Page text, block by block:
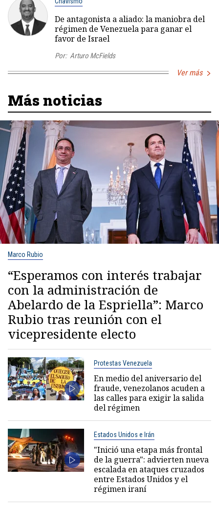
De antagonista a aliado: la maniobra del
régimen de Venezuela para ganar el
favor de Israel
Por: Arturo McFields
Ver más
Más noticias
Marco Rubio
“Esperamos con interés trabajar
con la administración de
Abelardo de la Espriella”: Marco
Rubio tras reunión con el
vicepresidente electo
Protestas Venezuela
En medio del aniversario del
fraude, venezolanos acuden a
las calles para exigir la salida
del régimen
Estados Unidos e Irán
"Inició una etapa más frontal
de la guerra": advierten nueva
escalada en ataques cruzados
entre Estados Unidos y el
régimen iraní